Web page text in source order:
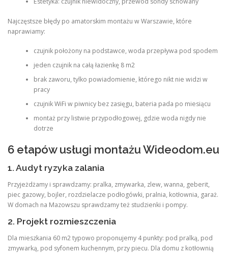
Najczęstsze błędy po amatorskim montażu w Warszawie, które
naprawiamy:
czujnik położony na podstawce, woda przepływa pod spodem
jeden czujnik na całą łazienkę 8 m2
brak zaworu, tylko powiadomienie, którego nikt nie widzi w
pracy
czujnik WiFi w piwnicy bez zasięgu, bateria pada po miesiącu
montaż przy listwie przypodłogowej, gdzie woda nigdy nie
dotrze
6 etapów usługi montażu Wideodom.eu
1. Audyt ryzyka zalania
Przyjeżdżamy i sprawdzamy: pralka, zmywarka, zlew, wanna, geberit,
piec gazowy, bojler, rozdzielacze podłogówki, pralnia, kotłownia, garaż.
W domach na Mazowszu sprawdzamy też studzienki i pompy.
2. Projekt rozmieszczenia
Dla mieszkania 60 m2 typowo proponujemy 4 punkty: pod pralką, pod
zmywarką, pod syfonem kuchennym, przy piecu. Dla domu z kotłownią